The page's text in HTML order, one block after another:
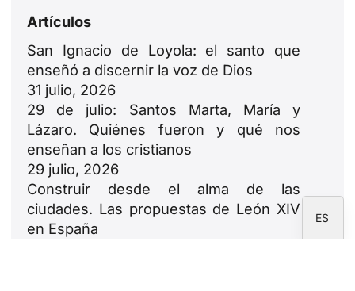
Artículos
San Ignacio de Loyola: el santo que
enseñó a discernir la voz de Dios
31 julio, 2026
29 de julio: Santos Marta, María y
Lázaro. Quiénes fueron y qué nos
enseñan a los cristianos
29 julio, 2026
Construir desde el alma de las
ciudades. Las propuestas de León XIV
en España
ES